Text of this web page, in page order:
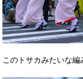
このトサカみたいな編